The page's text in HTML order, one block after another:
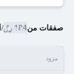
صفقات من184 ﷼ /
مزود